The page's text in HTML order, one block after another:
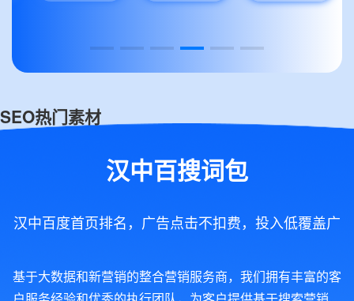
SEO热门素材
汉中百搜词包
汉中百度首页排名，广告点击不扣费，投入低覆盖广
基于大数据和新营销的整合营销服务商，我们拥有丰富的客